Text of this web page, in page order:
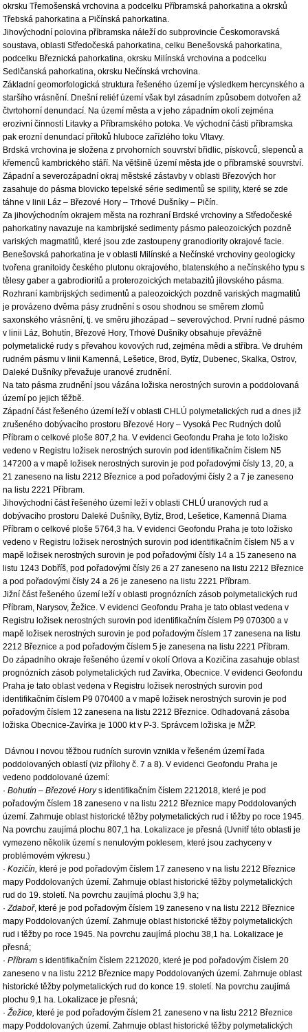
okrsku Třemošenská vrchovina a podcelku Příbramská pahorkatina a okrsků
Třebská pahorkatina a Pičínská pahorkatina.
Jihovýchodní polovina příbramska náleží do subprovincie Českomoravská
soustava, oblasti Středočeská pahorkatina, celku Benešovská pahorkatina,
podcelku Březnická pahorkatina, okrsku Milínská vrchovina a podcelku
Sedlčanská pahorkatina, okrsku Nečínská vrchovina.
Základní geomorfologická struktura řešeného území je výsledkem hercynského a
staršího vrásnění. Dnešní reliéf území však byl zásadním způsobem dotvořen až
čtvrtohorní denundací. Na území města a v jeho západním okolí zejména
erozivní činností Litavky a Příbramského potoka. Ve východní části příbramska
pak erozní denundací přítoků hluboce zařízlého toku Vltavy.
Brdská vrchovina je složena z prvohorních souvrství břidlic, pískovců, slepenců a
křemenců kambrického stáří. Na většině území města jde o příbramské souvrství.
Západní a severozápadní okraj městské zástavby v oblasti Březových hor
zasahuje do pásma blovicko tepelské série sedimentů se spility, které se zde
táhne v linii Láz – Březové Hory – Trhové Dušníky – Pičín.
Za jihovýchodním okrajem města na rozhraní Brdské vrchoviny a Středočeské
pahorkatiny navazuje na kambrijské sedimenty pásmo paleozoických pozdně
variských magmatitů, které jsou zde zastoupeny granodiority okrajové facie.
Benešovská pahorkatina je v oblasti Milínské a Nečínské vrchoviny geologicky
tvořena granitoidy českého plutonu okrajového, blatenského a nečínského typu s
tělesy gaber a gabrodioritů a proterozoických metabazitů jílovského pásma.
Rozhraní kambrijských sedimentů a paleozoických pozdně variských magmatitů
je provázeno dvěma pásy zrudnění s osou shodnou se směrem zlomů
saxonského vrásnění, tj. ve směru jihozápad – severovýchod. První rudné pásmo
v linii Láz, Bohutín, Březové Hory, Trhové Dušníky obsahuje převážně
polymetalické rudy s převahou kovových rud, zejména mědi a stříbra. Ve druhém
rudném pásmu v linii Kamenná, Lešetice, Brod, Bytíz, Dubenec, Skalka, Ostrov,
Daleké Dušníky převažuje uranové zrudnění.
Na tato pásma zrudnění jsou vázána ložiska nerostných surovin a poddolovaná
území po jejich těžbě.
Západní část řešeného území leží v oblasti CHLÚ polymetalických rud a dnes již
zrušeného dobývacího prostoru Březové Hory – Vysoká Pec Rudných dolů
Příbram o celkové ploše 807,2 ha. V evidenci Geofondu Praha je toto ložisko
vedeno v Registru ložisek nerostných surovin pod identifikačním číslem N5
147200 a v mapě ložisek nerostných surovin je pod pořadovými čísly 13, 20, a
21 zaneseno na listu 2212 Březnice a pod pořadovými čísly 2 a 7 je zaneseno
na listu 2221 Příbram.
Jihovýchodní část řešeného území leží v oblasti CHLÚ uranových rud a
dobývacího prostoru Daleké Dušníky, Bytíz, Brod, Lešetice, Kamenná Diama
Příbram o celkové ploše 5764,3 ha. V evidenci Geofondu Praha je toto ložisko
vedeno v Registru ložisek nerostných surovin pod identifikačním číslem N5 a v
mapě ložisek nerostných surovin je pod pořadovými čísly 14 a 15 zaneseno na
listu 1243 Dobříš, pod pořadovými čísly 26 a 27 zaneseno na listu 2212 Březnice
a pod pořadovými čísly 24 a 26 je zaneseno na listu 2221 Příbram.
Jižní část řešeného území leží v oblasti prognózních zásob polymetalických rud
Příbram, Narysov, Žežice. V evidenci Geofondu Praha je tato oblast vedena v
Registru ložisek nerostných surovin pod identifikačním číslem P9 070300 a v
mapě ložisek nerostných surovin je pod pořadovým číslem 17 zanesena na listu
2212 Březnice a pod pořadovým číslem 5 je zanesena na listu 2221 Příbram.
Do západního okraje řešeného území v okolí Orlova a Kozičína zasahuje oblast
prognózních zásob polymetalických rud Zavírka, Obecnice. V evidenci Geofondu
Praha je tato oblast vedena v Registru ložisek nerostných surovin pod
identifikačním číslem P9 070400 a v mapě ložisek nerostných surovin je pod
pořadovým číslem 12 zanesena na listu 2212 Březnice. Odhadovaná zásoba
ložiska Obecnice-Zavírka je 1000 kt v P-3. Správcem ložiska je MŽP.
Dávnou i novou těžbou rudních surovin vznikla v řešeném území řada
poddolovaných oblastí (viz přílohy č. 7 a 8). V evidenci Geofondu Praha je
vedeno poddolované území:
·Bohutín – Březové Horys identifikačním číslem 2212018, které je pod
pořadovým číslem 18 zaneseno v na listu 2212 Březnice mapy Poddolovaných
území. Zahrnuje oblast historické těžby polymetalických rud i těžby po roce 1945.
Na povrchu zaujímá plochu 807,1 ha. Lokalizace je přesná (Uvnitř této oblasti je
vymezeno několik území s nenulovým poklesem, které jsou zachyceny v
problémovém výkresu.)
·Kozičín, které je pod pořadovým číslem 17 zaneseno v na listu 2212 Březnice
mapy Poddolovaných území. Zahrnuje oblast historické těžby polymetalických
rud do 19. století. Na povrchu zaujímá plochu 3,9 ha;
·Zdaboř, které je pod pořadovým číslem 19 zaneseno v na listu 2212 Březnice
mapy Poddolovaných území. Zahrnuje oblast historické těžby polymetalických
rud i těžby po roce 1945. Na povrchu zaujímá plochu 38,1 ha. Lokalizace je
přesná;
·Příbram s identifikačním číslem 2212020, které je pod pořadovým číslem 20
zaneseno v na listu 2212 Březnice mapy Poddolovaných území. Zahrnuje oblast
historické těžby polymetalických rud do konce 19. století. Na povrchu zaujímá
plochu 9,1 ha. Lokalizace je přesná;
·Žežice, které je pod pořadovým číslem 21 zaneseno v na listu 2212 Březnice
mapy Poddolovaných území. Zahrnuje oblast historické těžby polymetalických